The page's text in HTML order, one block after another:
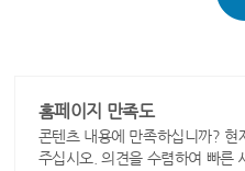
홈페이지 만족도
콘텐츠 내용에 만족하십니까? 현
주십시오. 의견을 수렴하여 빠른